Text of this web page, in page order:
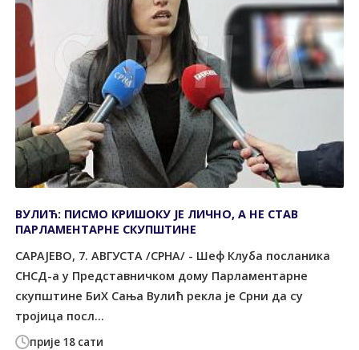
прије 18 сати
ВУЛИЋ: ПИСМО КРИШОКУ ЈЕ ЛИЧНО, А НЕ СТАВ
ПАРЛАМЕНТАРНЕ СКУПШТИНЕ
САРАЈЕВО, 7. АВГУСТА /СРНА/ - Шеф Клуба посланика
СНСД-а у Представничком дому Парламентарне
скупштине БиХ Сања Вулић рекла је Срни да су
тројица посл...